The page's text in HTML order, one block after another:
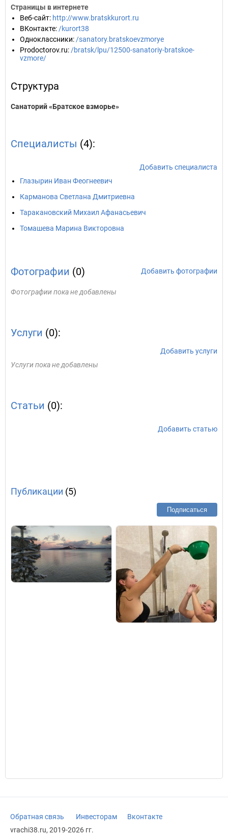
Страницы в интернете
Веб-сайт: http://www.bratskkurort.ru
ВКонтакте: /kurort38
Одноклассники: /sanatory.bratskoevzmorye
Prodoctorov.ru: /bratsk/lpu/12500-sanatoriy-bratskoe-
vzmore/
Структура
Санаторий «Братское взморье»
Специалисты (4):
Добавить специалиста
Глазырин Иван Феогнеевич
Карманова Светлана Дмитриевна
Таракановский Михаил Афанасьевич
Томашева Марина Викторовна
Фотографии (0) Добавить фотографии
Фотографии пока не добавлены
Услуги (0):
Добавить услуги
Услуги пока не добавлены
Статьи (0):
Добавить статью
Публикации (5)
Подписаться
Обратная связь Инвесторам
Вконтакте
vrachi38.ru, 2019-2026 гг.